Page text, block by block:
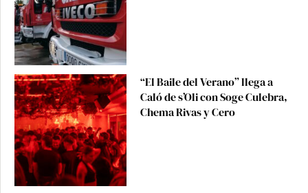
“El Baile del Verano” llega a
Caló de s’Oli con Soge Culebra,
Chema Rivas y Cero